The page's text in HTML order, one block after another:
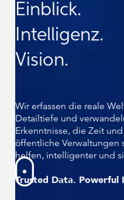
Einblick.
Intelligenz.
Vision.
Wir erfassen die reale
Detailtiefe und
Erkenntnisse, die Zeit
öffentliche Verwaltungen
helfen, intelligenter und
Trusted Data. Powerful